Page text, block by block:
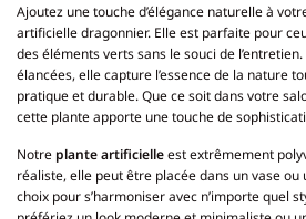
Ajoutez une touche d’élégance naturelle à
artificielle dragonnier. Elle est parfaite pour
des éléments verts sans le souci de
élancées, elle capture l’essence de la nature
pratique et durable. Que ce soit dans votre
cette plante apporte une touche de
Notre plante artificielleest extrêmement
réaliste, elle peut être placée dans un vase
choix pour s’harmoniser avec n’importe quel